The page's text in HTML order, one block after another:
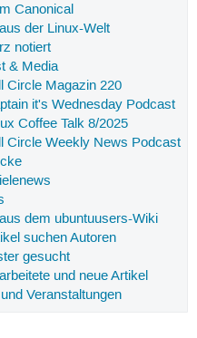
Canonical
der Linux-Welt
notiert
& Media
Circle Magazin 220
it's Wednesday Podcast
Coffee Talk 8/2025
Circle Weekly News Podcast
dem ubuntuusers-Wiki
suchen Autoren
gesucht
und neue Artikel
Veranstaltungen